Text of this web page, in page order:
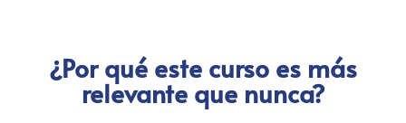
¿Por qué este curso es más
relevante que nunca?